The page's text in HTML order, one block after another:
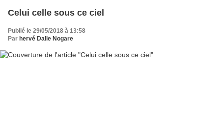
Celui celle sous ce ciel
Publié le 29/05/2018 à 13:58
Par hervé Dalle Nogare